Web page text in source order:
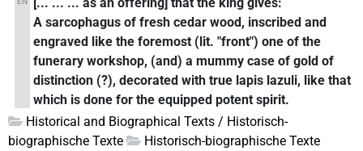
A sarcophagus of fresh cedar wood, inscribed and
engraved like the foremost (lit. "front") one of the
funerary workshop, (and) a mummy case of gold of
distinction (?), decorated with true lapis lazuli, like that
which is done for the equipped potent spirit.
Historical and Biographical Texts / Historisch-
biographische Texte
Historisch-biographische Texte